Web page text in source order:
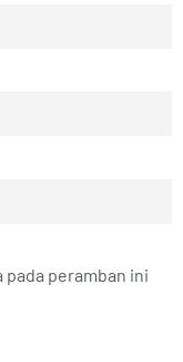
pada peramban ini